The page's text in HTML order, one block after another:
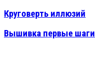
Круговерть иллюзий
Вышивка первые шаги